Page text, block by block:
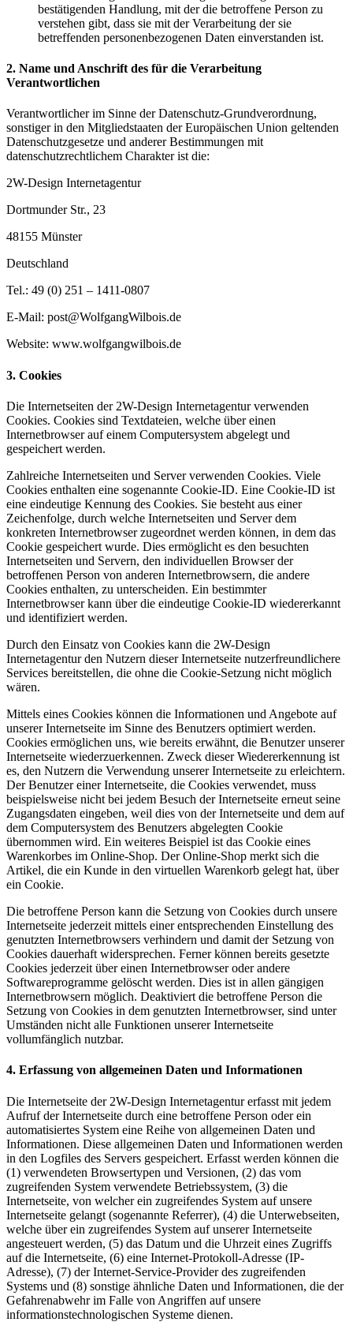
bestätigenden Handlung, mit der die betroffene Person zu
verstehen gibt, dass sie mit der Verarbeitung der sie
betreffenden personenbezogenen Daten einverstanden ist.
2. Name und Anschrift des für die Verarbeitung
Verantwortlichen
Verantwortlicher im Sinne der Datenschutz-Grundverordnung,
sonstiger in den Mitgliedstaaten der Europäischen Union geltenden
Datenschutzgesetze und anderer Bestimmungen mit
datenschutzrechtlichem Charakter ist die:
2W-Design Internetagentur
Dortmunder Str., 23
48155 Münster
Deutschland
Tel.: 49 (0) 251 – 1411-0807
E-Mail: post@WolfgangWilbois.de
Website: www.wolfgangwilbois.de
3. Cookies
Die Internetseiten der 2W-Design Internetagentur verwenden
Cookies. Cookies sind Textdateien, welche über einen
Internetbrowser auf einem Computersystem abgelegt und
gespeichert werden.
Zahlreiche Internetseiten und Server verwenden Cookies. Viele
Cookies enthalten eine sogenannte Cookie-ID. Eine Cookie-ID ist
eine eindeutige Kennung des Cookies. Sie besteht aus einer
Zeichenfolge, durch welche Internetseiten und Server dem
konkreten Internetbrowser zugeordnet werden können, in dem das
Cookie gespeichert wurde. Dies ermöglicht es den besuchten
Internetseiten und Servern, den individuellen Browser der
betroffenen Person von anderen Internetbrowsern, die andere
Cookies enthalten, zu unterscheiden. Ein bestimmter
Internetbrowser kann über die eindeutige Cookie-ID wiedererkannt
und identifiziert werden.
Durch den Einsatz von Cookies kann die 2W-Design
Internetagentur den Nutzern dieser Internetseite nutzerfreundlichere
Services bereitstellen, die ohne die Cookie-Setzung nicht möglich
wären.
Mittels eines Cookies können die Informationen und Angebote auf
unserer Internetseite im Sinne des Benutzers optimiert werden.
Cookies ermöglichen uns, wie bereits erwähnt, die Benutzer unserer
Internetseite wiederzuerkennen. Zweck dieser Wiedererkennung ist
es, den Nutzern die Verwendung unserer Internetseite zu erleichtern.
Der Benutzer einer Internetseite, die Cookies verwendet, muss
beispielsweise nicht bei jedem Besuch der Internetseite erneut seine
Zugangsdaten eingeben, weil dies von der Internetseite und dem auf
dem Computersystem des Benutzers abgelegten Cookie
übernommen wird. Ein weiteres Beispiel ist das Cookie eines
Warenkorbes im Online-Shop. Der Online-Shop merkt sich die
Artikel, die ein Kunde in den virtuellen Warenkorb gelegt hat, über
ein Cookie.
Die betroffene Person kann die Setzung von Cookies durch unsere
Internetseite jederzeit mittels einer entsprechenden Einstellung des
genutzten Internetbrowsers verhindern und damit der Setzung von
Cookies dauerhaft widersprechen. Ferner können bereits gesetzte
Cookies jederzeit über einen Internetbrowser oder andere
Softwareprogramme gelöscht werden. Dies ist in allen gängigen
Internetbrowsern möglich. Deaktiviert die betroffene Person die
Setzung von Cookies in dem genutzten Internetbrowser, sind unter
Umständen nicht alle Funktionen unserer Internetseite
vollumfänglich nutzbar.
4. Erfassung von allgemeinen Daten und Informationen
Die Internetseite der 2W-Design Internetagentur erfasst mit jedem
Aufruf der Internetseite durch eine betroffene Person oder ein
automatisiertes System eine Reihe von allgemeinen Daten und
Informationen. Diese allgemeinen Daten und Informationen werden
in den Logfiles des Servers gespeichert. Erfasst werden können die
(1) verwendeten Browsertypen und Versionen, (2) das vom
zugreifenden System verwendete Betriebssystem, (3) die
Internetseite, von welcher ein zugreifendes System auf unsere
Internetseite gelangt (sogenannte Referrer), (4) die Unterwebseiten,
welche über ein zugreifendes System auf unserer Internetseite
angesteuert werden, (5) das Datum und die Uhrzeit eines Zugriffs
auf die Internetseite, (6) eine Internet-Protokoll-Adresse (IP-
Adresse), (7) der Internet-Service-Provider des zugreifenden
Systems und (8) sonstige ähnliche Daten und Informationen, die der
Gefahrenabwehr im Falle von Angriffen auf unsere
informationstechnologischen Systeme dienen.